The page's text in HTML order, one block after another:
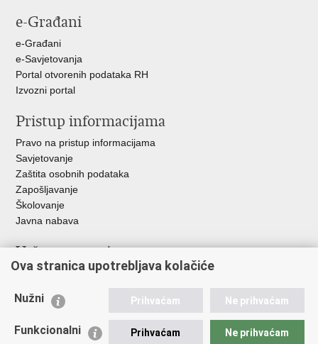
e-Građani
e-Građani
e-Savjetovanja
Portal otvorenih podataka RH
Izvozni portal
Pristup informacijama
Pravo na pristup informacijama
Savjetovanje
Zaštita osobnih podataka
Zapošljavanje
Školovanje
Javna nabava
Važne poveznice
Ministarstvo unutarnjih poslova
Udruge
Policijska akademija
Ova stranica upotrebljava kolačiće
Nužni Prihvaćam Ne prihvaćam
Funkcionalni Prihvaćam Ne prihvaćam